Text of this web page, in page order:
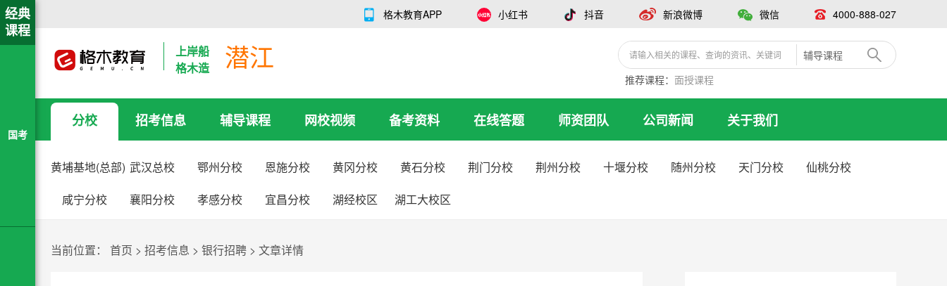
格木教育APP 小红书 抖音 新浪微博 微信 4000-888-027
上岸船
格木造
潜江
辅导课程
推荐课程： 面授课程
分校 招考信息 辅导课程 网校视频 备考资料 在线答题 师资团队 公司新闻 关于我们
黄埔基地(总部) 武汉总校 鄂州分校 恩施分校 黄冈分校 黄石分校 荆门分校 荆州分校 十堰分校 随州分校 天门分校
仙桃分校
咸宁分校
襄阳分校 孝感分校 宜昌分校 湖经校区 湖工大校区
经典
课程
国考
当前位置： 首页 > 招考信息 > 银行招聘 > 文章详情